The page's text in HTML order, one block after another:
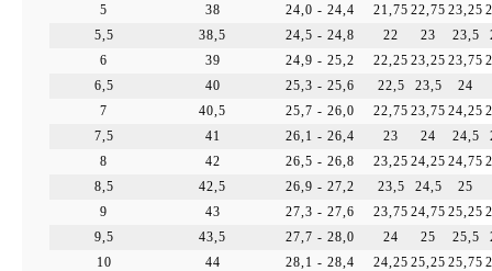
5
38 24,0 - 24,4 21,75 22,75 23,25
5,5
38,5 24,5 - 24,8 22 23 23,5
6
39 24,9 - 25,2 22,25 23,25 23,75
6,5
40 25,3 - 25,6 22,5 23,5
24
7
40,5 25,7 - 26,0 22,75 23,75 24,25
7,5
41 26,1 - 26,4 23 24 24,5
8
42 26,5 - 26,8 23,25 24,25 24,75
8,5
42,5 26,9 - 27,2 23,5 24,5
25
9
43 27,3 - 27,6 23,75 24,75 25,25
9,5
43,5 27,7 - 28,0 24 25 25,5
10
44 28,1 - 28,4 24,25 25,25 25,75